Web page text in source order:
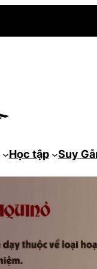
Học tập Suy